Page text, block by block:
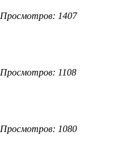
Просмотров: 1407
Просмотров: 1108
Просмотров: 1080